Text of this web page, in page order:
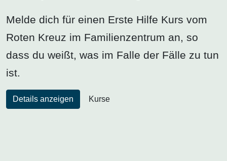
Melde dich für einen Erste Hilfe Kurs vom
Roten Kreuz im Familienzentrum an, so
dass du weißt, was im Falle der Fälle zu tun
ist.
Details anzeigen Kurse